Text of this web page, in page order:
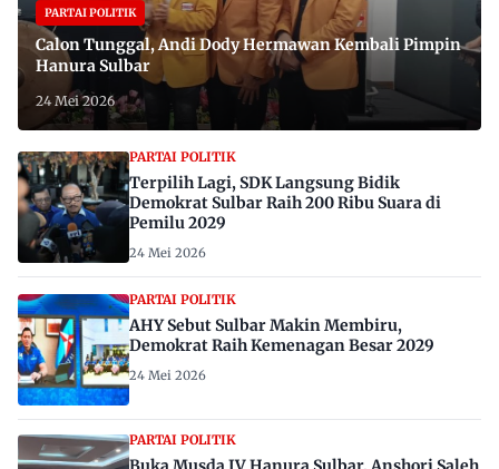
PARTAI POLITIK
Calon Tunggal, Andi Dody Hermawan Kembali Pimpin
Hanura Sulbar
24 Mei 2026
PARTAI POLITIK
Terpilih Lagi, SDK Langsung Bidik
Demokrat Sulbar Raih 200 Ribu Suara di
Pemilu 2029
24 Mei 2026
PARTAI POLITIK
AHY Sebut Sulbar Makin Membiru,
Demokrat Raih Kemenagan Besar 2029
24 Mei 2026
PARTAI POLITIK